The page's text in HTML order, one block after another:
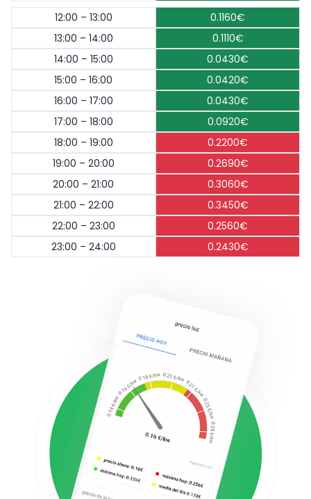
12:00 – 13:00
0.1160€
13:00 – 14:00
0.1110€
14:00 – 15:00
0.0430€
15:00 – 16:00
0.0420€
16:00 – 17:00
0.0430€
17:00 – 18:00
0.0920€
18:00 – 19:00
0.2200€
19:00 – 20:00
0.2690€
20:00 – 21:00
0.3060€
21:00 – 22:00
0.3450€
22:00 – 23:00
0.2560€
23:00 – 24:00
0.2430€